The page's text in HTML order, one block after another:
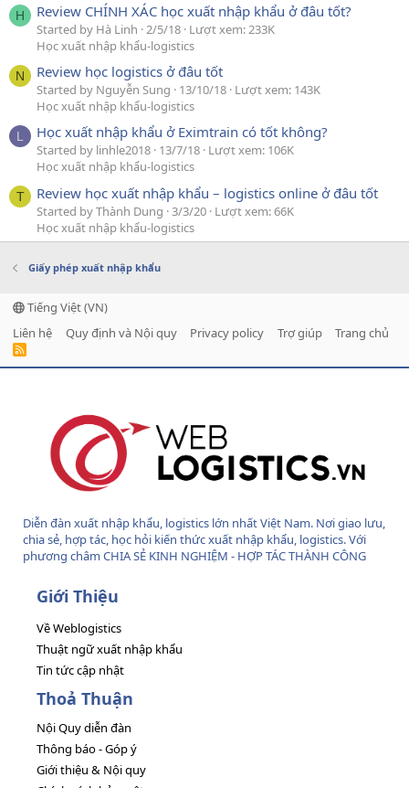
H Review CHÍNH XÁC học xuất nhập khẩu ở đâu tốt?
Started by Hà Linh 2/5/18 Lượt xem: 233K
Học xuất nhập khẩu-logistics
N Review học logistics ở đâu tốt
Started by Nguyễn Sung 13/10/18 Lượt xem: 143K
Học xuất nhập khẩu-logistics
L Học xuất nhập khẩu ở Eximtrain có tốt không?
Started by linhle2018 13/7/18 Lượt xem: 106K
Học xuất nhập khẩu-logistics
T Review học xuất nhập khẩu – logistics online ở đâu tốt
Started by Thành Dung 3/3/20 Lượt xem: 66K
Học xuất nhập khẩu-logistics
Giấy phép xuất nhập khẩu
Tiếng Việt (VN)
Liên hệ
Quy định và Nội quy Privacy policy Trợ giúp Trang chủ
R
Diễn đàn xuất nhập khẩu, logistics lớn nhất Việt Nam. Nơi giao lưu,
chia sẻ, hợp tác, học hỏi kiến thức xuất nhập khẩu, logistics. Với
phương châm CHIA SẺ KINH NGHIỆM - HỢP TÁC THÀNH CÔNG
Giới Thiệu
Về Weblogistics
Thuật ngữ xuất nhập khẩu
Tin tức cập nhật
Thoả Thuận
Nội Quy diễn đàn
Thông báo - Góp ý
Giới thiệu & Nội quy